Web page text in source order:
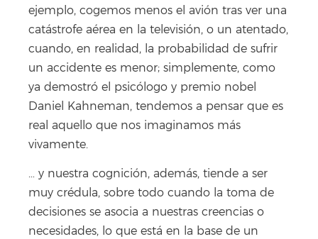
ejemplo, cogemos menos el avión tras ver una
catástrofe aérea en la televisión, o un atentado,
cuando, en realidad, la probabilidad de sufrir
un accidente es menor; simplemente, como
ya demostró el psicólogo y premio nobel
Daniel Kahneman, tendemos a pensar que es
real aquello que nos imaginamos más
vivamente.
… y nuestra cognición, además, tiende a ser
muy crédula, sobre todo cuando la toma de
decisiones se asocia a nuestras creencias o
necesidades, lo que está en la base de un